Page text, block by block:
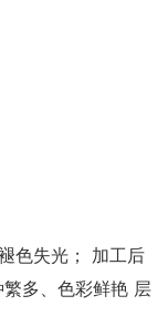
色失光； 加工后
多、色彩鲜艳 层